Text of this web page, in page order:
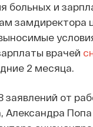
больных и
замдиректора
врачей
2 месяца.
от
Александра